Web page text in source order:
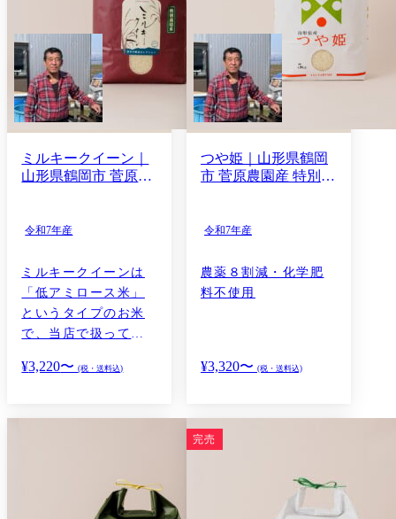
ミルキークイーン｜
山形県鶴岡市 菅原農
レクション
令和7年産
ミルキークイーンは
「低アミロース米」
というタイプのお米
で、当店で扱ってい
粘りが強いお米で
¥3,220〜(税・送料込)
つや姫｜山形県鶴岡
市 菅原農園産 特別栽
令和7年産
農薬８割減・化学肥
料不使用
¥3,320〜 (税・送料込)
完売